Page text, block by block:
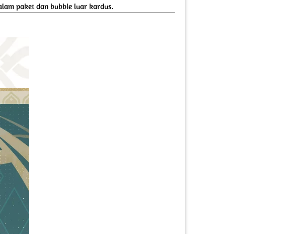
paket dan bubble luar kardus.